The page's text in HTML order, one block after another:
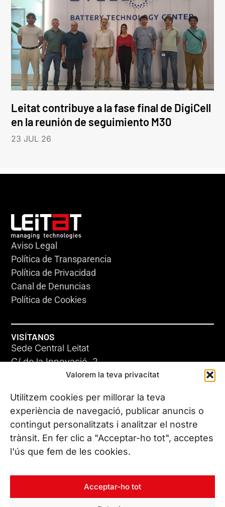
Valorem la teva privacitat
Utilitzem cookies per millorar la teva
experiència de navegació, publicar anuncis o
contingut personalitzats i analitzar el nostre
trànsit. En fer clic a "Acceptar-ho tot", acceptes
l'ús que fem de les cookies.
Acceptar-ho tot
Leitat contribuye a la fase final de DigiCell
en la reunión de seguimiento M30
23 JUL 26
Aviso Legal
Política de Transparencia
Política de Privacidad
Canal de Denuncias
Política de Cookies
VISÍTANOS
Sede Central Leitat
C/ de la Innovació, 2
08225 Terrassa, (Barcelona)
Conoce todas nuestras sedes
CONTÁCTANOS
Tel. (+34) 937 882 300